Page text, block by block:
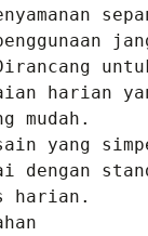
harian
mudah.
yang
dengan
harian.